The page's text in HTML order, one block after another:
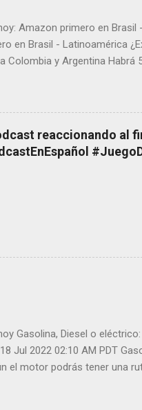
Amazon primero en Brasil
en Brasil - Latinoamérica
Colombia y Argentina Habrá
Música y vídeo
Spacey de su película
en sus misas La serie de la
alquiler Stop Motion en
Music: Chingo yo,
reaccionando al
Gasolina, Diesel o
Jul 2022 02:10 AM PDT
el motor podrás tener una
es lo que hacen los